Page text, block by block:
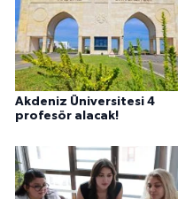
Akdeniz Üniversitesi 4
profesör alacak!